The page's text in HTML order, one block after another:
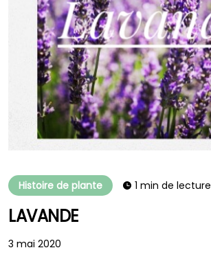
Histoire de plante 1 min de lecture
LAVANDE
3 mai 2020